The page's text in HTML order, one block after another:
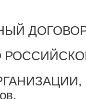
ДОГОВОР